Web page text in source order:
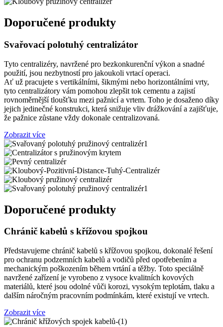
Doporučené produkty
Svařovací polotuhý centralizátor
Tyto centralizéry, navržené pro bezkonkurenční výkon a snadné
použití, jsou nezbytností pro jakoukoli vrtací operaci.
Ať už pracujete s vertikálními, šikmými nebo horizontálními vrty,
tyto centralizátory vám pomohou zlepšit tok cementu a zajistí
rovnoměrnější tloušťku mezi pažnicí a vrtem. Toho je dosaženo díky
jejich jedinečné konstrukci, která snižuje vliv drážkování a zajišťuje,
že pažnice zůstane vždy dokonale centralizovaná.
Zobrazit více
Doporučené produkty
Chránič kabelů s křížovou spojkou
Představujeme chránič kabelů s křížovou spojkou, dokonalé řešení
pro ochranu podzemních kabelů a vodičů před opotřebením a
mechanickým poškozením během vrtání a těžby. Toto speciálně
navržené zařízení je vyrobeno z vysoce kvalitních kovových
materiálů, které jsou odolné vůči korozi, vysokým teplotám, tlaku a
dalším náročným pracovním podmínkám, které existují ve vrtech.
Zobrazit více